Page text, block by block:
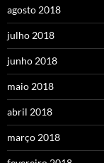
agosto 2018
julho 2018
junho 2018
maio 2018
abril 2018
março 2018